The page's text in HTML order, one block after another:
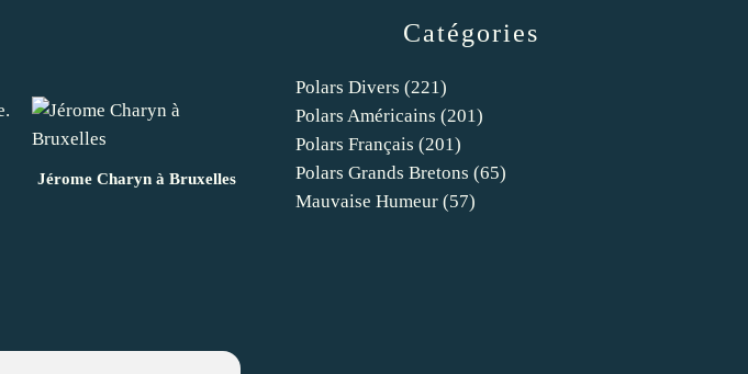
Jérome Charyn à Bruxelles
Catégories
Polars Divers (221)
Polars Américains (201)
Polars Français (201)
Polars Grands Bretons (65)
Mauvaise Humeur (57)